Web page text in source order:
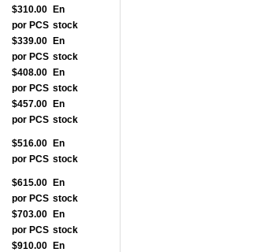
$310.00
por PCS
En
stock
$339.00
por PCS
En
stock
$408.00
por PCS
En
stock
$457.00
por PCS
En
stock
$516.00
por PCS
En
stock
$615.00
por PCS
En
stock
$703.00
por PCS
En
stock
$910.00
En